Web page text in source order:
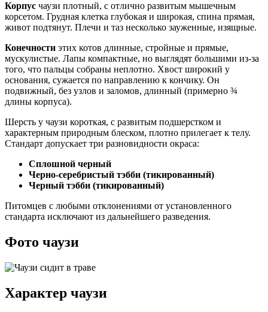
Корпус чаузи плотный, с отлично развитым мышечным
корсетом. Грудная клетка глубокая и широкая, спина прямая,
живот подтянут. Плечи и таз несколько зауженные, изящные.
Конечности этих котов длинные, стройные и прямые,
мускулистые. Лапы компактные, но выглядят большими из-за
того, что пальцы собраны неплотно. Хвост широкий у
основания, сужается по направлению к кончику. Он
подвижный, без узлов и заломов, длинный (примерно ¾
длины корпуса).
Шерсть у чаузи короткая, с развитым подшерстком и
характерным природным блеском, плотно прилегает к телу.
Стандарт допускает три разновидности окраса:
Сплошной черный
Черно-серебристый тэбби (тикированный)
Черный тэбби (тикированный)
Питомцев с любыми отклонениями от установленного
стандарта исключают из дальнейшего разведения.
Фото чаузи
Характер чаузи